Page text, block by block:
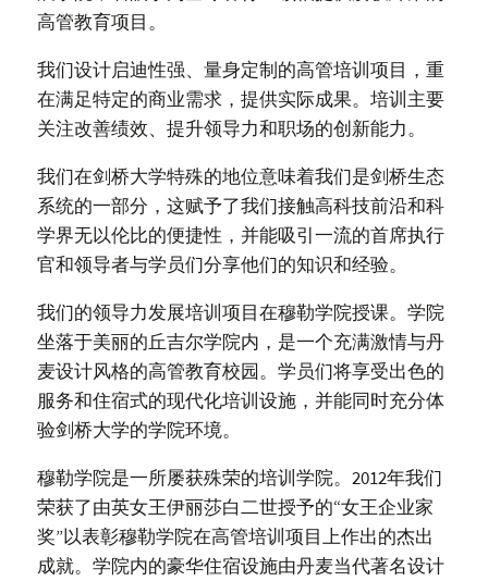
高管教育项目。
我们设计启迪性强、量身定制的高管培训项目，重
在满足特定的商业需求，提供实际成果。培训主要
关注改善绩效、提升领导力和职场的创新能力。
我们在剑桥大学特殊的地位意味着我们是剑桥生态
系统的一部分，这赋予了我们接触高科技前沿和科
学界无以伦比的便捷性，并能吸引一流的首席执行
官和领导者与学员们分享他们的知识和经验。
我们的领导力发展培训项目在穆勒学院授课。学院
坐落于美丽的丘吉尔学院内，是一个充满激情与丹
麦设计风格的高管教育校园。学员们将享受出色的
服务和住宿式的现代化培训设施，并能同时充分体
验剑桥大学的学院环境。
穆勒学院是一所屡获殊荣的培训学院。2012年我们
荣获了由英女王伊丽莎白二世授予的“女王企业家
奖”以表彰穆勒学院在高管培训项目上作出的杰出
成就。学院内的豪华住宿设施由丹麦当代著名设计